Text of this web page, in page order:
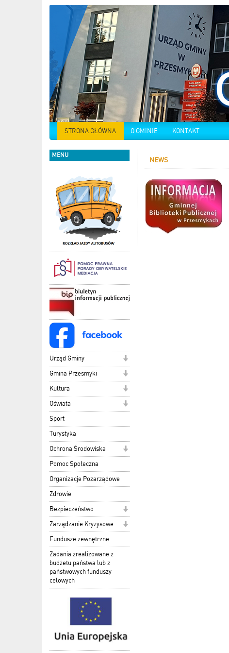
STRONA GŁÓWNA O GMINIE KONTAKT
MENU
Urząd Gminy
Gmina Przesmyki
Kultura
Oświata
Sport
Turystyka
Ochrona Środowiska
Pomoc Społeczna
Organizacje Pozarządowe
Zdrowie
Bezpieczeństwo
Zarządzanie Kryzysowe
Fundusze zewnętrzne
Zadania zrealizowane z
budżetu państwa lub z
państwowych funduszy
celowych
NEWS